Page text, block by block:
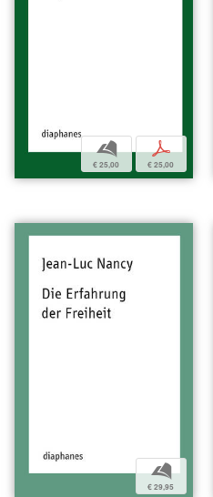
b
€ 25,00
p
€ 25,00
b
€ 29,95